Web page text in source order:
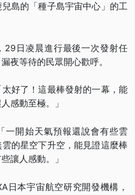
島的「種子島宇宙中心」的工
29日凌晨進行最後一次發射任
夜等待的民眾開心歡呼。
好了！這最棒發射的一幕，能
感動至極。」
一開始天氣預報還說會有些雲
的星空下升空，能見證這麼棒
讓人感動。」
日本宇宙航空研究開發機構，